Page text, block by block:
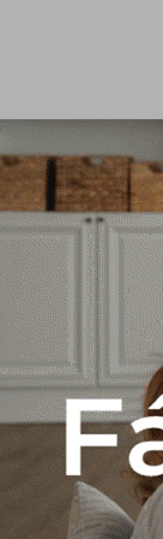
Acero
500 Ml
USD 43,5